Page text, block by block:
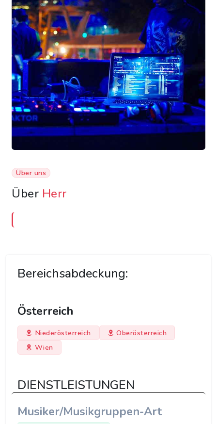
Über uns
Über Herr
Bereichsabdeckung:
Österreich
Niederösterreich
Oberösterreich
Wien
DIENSTLEISTUNGEN
Musiker/Musikgruppen-Art